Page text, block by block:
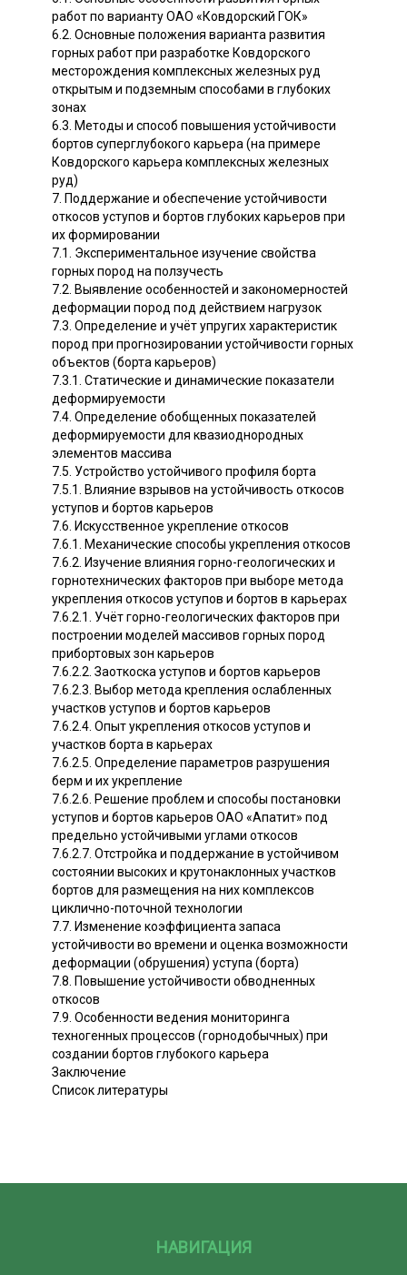
работ по варианту ОАО «Ковдорский ГОК»
6.2. Основные положения варианта развития
горных работ при разработке Ковдорского
месторождения комплексных железных руд
открытым и подземным способами в глубоких
зонах
6.3. Методы и способ повышения устойчивости
бортов суперглубокого карьера (на примере
Ковдорского карьера комплексных железных
руд)
7. Поддержание и обеспечение устойчивости
откосов уступов и бортов глубоких карьеров при
их формировании
7.1. Экспериментальное изучение свойства
горных пород на ползучесть
7.2. Выявление особенностей и закономерностей
деформации пород под действием нагрузок
7.3. Определение и учёт упругих характеристик
пород при прогнозировании устойчивости горных
объектов (борта карьеров)
7.3.1. Статические и динамические показатели
деформируемости
7.4. Определение обобщенных показателей
деформируемости для квазиоднородных
элементов массива
7.5. Устройство устойчивого профиля борта
7.5.1. Влияние взрывов на устойчивость откосов
уступов и бортов карьеров
7.6. Искусственное укрепление откосов
7.6.1. Механические способы укрепления откосов
7.6.2. Изучение влияния горно-геологических и
горнотехнических факторов при выборе метода
укрепления откосов уступов и бортов в карьерах
7.6.2.1. Учёт горно-геологических факторов при
построении моделей массивов горных пород
прибортовых зон карьеров
7.6.2.2. Заоткоска уступов и бортов карьеров
7.6.2.3. Выбор метода крепления ослабленных
участков уступов и бортов карьеров
7.6.2.4. Опыт укрепления откосов уступов и
участков борта в карьерах
7.6.2.5. Определение параметров разрушения
берм и их укрепление
7.6.2.6. Решение проблем и способы постановки
уступов и бортов карьеров ОАО «Апатит» под
предельно устойчивыми углами откосов
7.6.2.7. Отстройка и поддержание в устойчивом
состоянии высоких и крутонаклонных участков
бортов для размещения на них комплексов
циклично-поточной технологии
7.7. Изменение коэффициента запаса
устойчивости во времени и оценка возможности
деформации (обрушения) уступа (борта)
7.8. Повышение устойчивости обводненных
откосов
7.9. Особенности ведения мониторинга
техногенных процессов (горнодобычных) при
создании бортов глубокого карьера
Заключение
Список литературы
НАВИГАЦИЯ